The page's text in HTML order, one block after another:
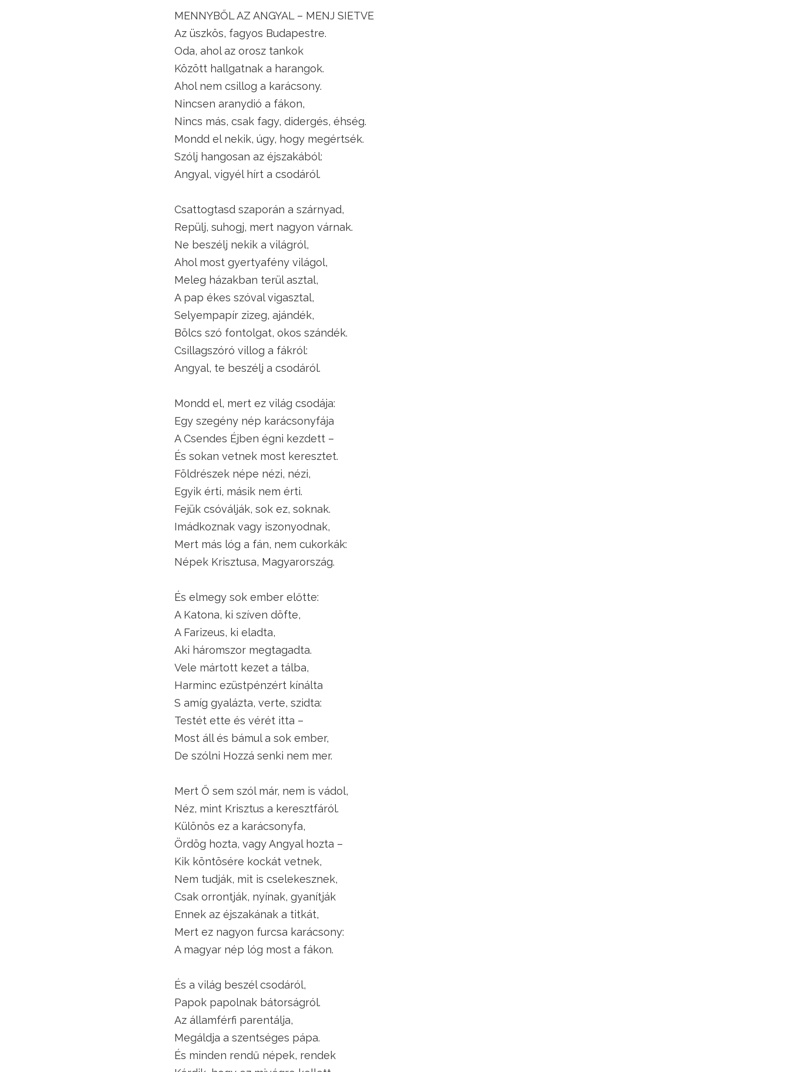
MENNYBŐL AZ ANGYAL – MENJ SIETVE
Az üszkös, fagyos Budapestre.
Oda, ahol az orosz tankok
Között hallgatnak a harangok.
Ahol nem csillog a karácsony.
Nincsen aranydió a fákon,
Nincs más, csak fagy, didergés, éhség.
Mondd el nekik, úgy, hogy megértsék.
Szólj hangosan az éjszakából:
Angyal, vigyél hírt a csodáról.
Csattogtasd szaporán a szárnyad,
Repülj, suhogj, mert nagyon várnak.
Ne beszélj nekik a világról,
Ahol most gyertyafény világol,
Meleg házakban terül asztal,
A pap ékes szóval vigasztal,
Selyempapír zizeg, ajándék,
Bölcs szó fontolgat, okos szándék.
Csillagszóró villog a fákról:
Angyal, te beszélj a csodáról.
Mondd el, mert ez világ csodája:
Egy szegény nép karácsonyfája
A Csendes Éjben égni kezdett –
És sokan vetnek most keresztet.
Földrészek népe nézi, nézi,
Egyik érti, másik nem érti.
Fejük csóválják, sok ez, soknak.
Imádkoznak vagy iszonyodnak,
Mert más lóg a fán, nem cukorkák:
Népek Krisztusa, Magyarország.
És elmegy sok ember előtte:
A Katona, ki szíven döfte,
A Farizeus, ki eladta,
Aki háromszor megtagadta.
Vele mártott kezet a tálba,
Harminc ezüstpénzért kínálta
S amíg gyalázta, verte, szidta:
Testét ette és vérét itta –
Most áll és bámul a sok ember,
De szólni Hozzá senki nem mer.
Mert Ő sem szól már, nem is vádol,
Néz, mint Krisztus a keresztfáról.
Különös ez a karácsonyfa,
Ördög hozta, vagy Angyal hozta –
Kik köntösére kockát vetnek,
Nem tudják, mit is cselekesznek,
Csak orrontják, nyínak, gyanítják
Ennek az éjszakának a titkát,
Mert ez nagyon furcsa karácsony:
A magyar nép lóg most a fákon.
És a világ beszél csodáról,
Papok papolnak bátorságról.
Az államférfi parentálja,
Megáldja a szentséges pápa.
És minden rendű népek, rendek